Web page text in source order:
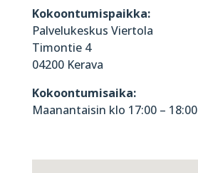
Kokoontumispaikka:
Palvelukeskus Viertola
Timontie 4
04200 Kerava
Kokoontumisaika:
Maanantaisin klo 17:00 – 18:00